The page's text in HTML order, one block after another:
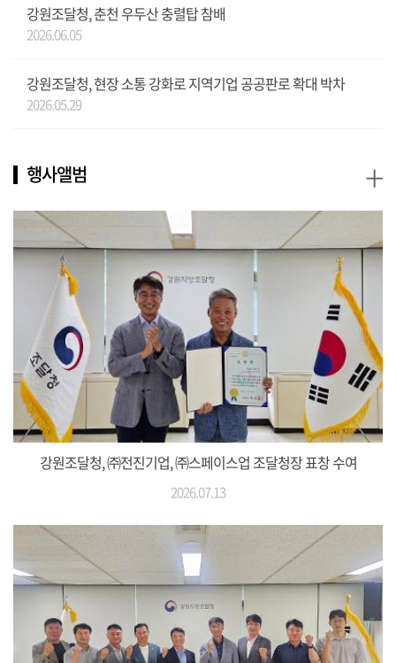
강원조달청, 춘천 우두산 충렬탑 참배
2026.06.05
강원조달청, 현장 소통 강화로 지역기업 공공판로 확대 박차
2026.05.29
행사앨범
강원조달청, ㈜전진기업, ㈜스페이스업 조달청장 표창 수여
2026.07.13
+